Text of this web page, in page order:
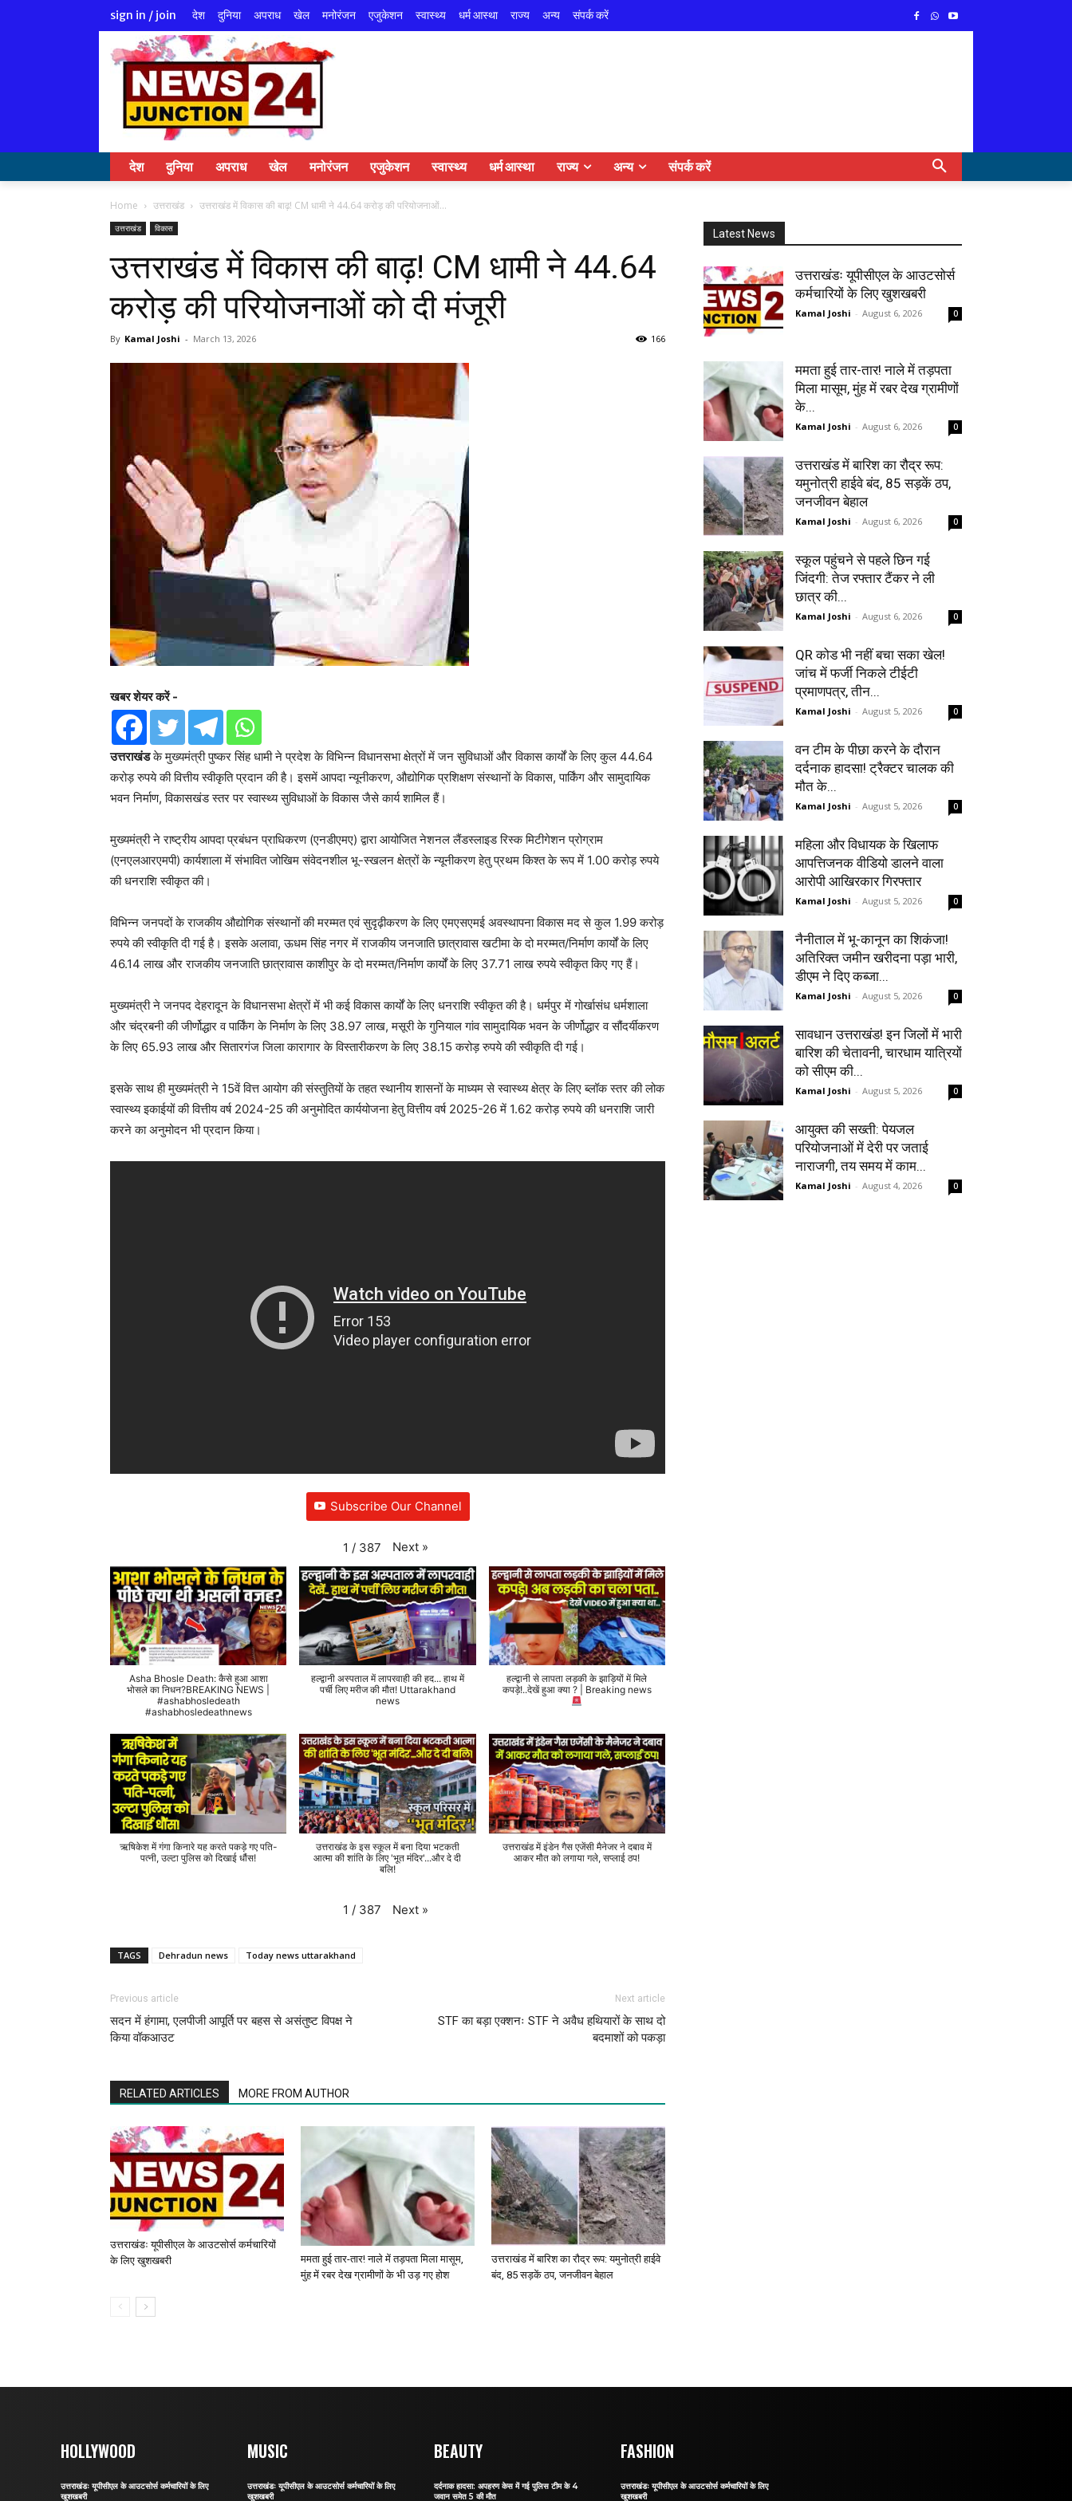
sign in / join देश दुनिया अपराध खेल मनोरंजन एजुकेशन स्वास्थ्य धर्म आस्था राज्य अन्य संपर्क करें
देश दुनिया अपराध खेल मनोरंजन एजुकेशन स्वास्थ्य धर्म आस्था राज्य अन्य संपर्क करें
Home उत्तराखंड उत्तराखंड में विकास की बाढ़! CM धामी ने 44.64 करोड़ की परियोजनाओं...
उत्तराखंड विकास
उत्तराखंड में विकास की बाढ़! CM धामी ने 44.64
करोड़ की परियोजनाओं को दी मंजूरी
By Kamal Joshi - March 13, 2026 166
खबर शेयर करें -
उत्तराखंडके मुख्यमंत्री पुष्कर सिंह धामी ने प्रदेश के विभिन्न विधानसभा क्षेत्रों में जन सुविधाओं और विकास कार्यों के लिए कुल 44.64
करोड़ रुपये की वित्तीय स्वीकृति प्रदान की है। इसमें आपदा न्यूनीकरण, औद्योगिक प्रशिक्षण संस्थानों के विकास, पार्किंग और सामुदायिक
भवन निर्माण, विकासखंड स्तर पर स्वास्थ्य सुविधाओं के विकास जैसे कार्य शामिल हैं।
मुख्यमंत्री ने राष्ट्रीय आपदा प्रबंधन प्राधिकरण (एनडीएमए) द्वारा आयोजित नेशनल लैंडस्लाइड रिस्क मिटीगेशन प्रोग्राम
(एनएलआरएमपी) कार्यशाला में संभावित जोखिम संवेदनशील भू-स्खलन क्षेत्रों के न्यूनीकरण हेतु प्रथम किश्त के रूप में 1.00 करोड़ रुपये
की धनराशि स्वीकृत की।
विभिन्न जनपदों के राजकीय औद्योगिक संस्थानों की मरम्मत एवं सुदृढ़ीकरण के लिए एमएसएमई अवस्थापना विकास मद से कुल 1.99 करोड़
रुपये की स्वीकृति दी गई है। इसके अलावा, ऊधम सिंह नगर में राजकीय जनजाति छात्रावास खटीमा के दो मरम्मत/निर्माण कार्यों के लिए
46.14 लाख और राजकीय जनजाति छात्रावास काशीपुर के दो मरम्मत/निर्माण कार्यों के लिए 37.71 लाख रुपये स्वीकृत किए गए हैं।
मुख्यमंत्री ने जनपद देहरादून के विधानसभा क्षेत्रों में भी कई विकास कार्यों के लिए धनराशि स्वीकृत की है। धर्मपुर में गोर्खासंध धर्मशाला
और चंद्रबनी की जीर्णोद्धार व पार्किंग के निर्माण के लिए 38.97 लाख, मसूरी के गुनियाल गांव सामुदायिक भवन के जीर्णोद्धार व सौंदर्यीकरण
के लिए 65.93 लाख और सितारगंज जिला कारागार के विस्तारीकरण के लिए 38.15 करोड़ रुपये की स्वीकृति दी गई।
इसके साथ ही मुख्यमंत्री ने 15वें वित्त आयोग की संस्तुतियों के तहत स्थानीय शासनों के माध्यम से स्वास्थ्य क्षेत्र के लिए ब्लॉक स्तर की लोक
स्वास्थ्य इकाईयों की वित्तीय वर्ष 2024-25 की अनुमोदित कार्ययोजना हेतु वित्तीय वर्ष 2025-26 में 1.62 करोड़ रुपये की धनराशि जारी
करने का अनुमोदन भी प्रदान किया।
Subscribe Our Channel
1 / 387 Next »
Asha Bhosle Death: कैसे हुआ आशा
भोसले का निधन?BREAKING NEWS |
#ashabhosledeath
#ashabhosledeathnews
हल्द्वानी अस्पताल में लापरवाही की हद... हाथ में
पर्ची लिए मरीज की मौत! Uttarakhand
news
हल्द्वानी से लापता लड़की के झाड़ियों में मिले
कपड़े!..देखें हुआ क्या ? | Breaking news
ऋषिकेश में गंगा किनारे यह करते पकड़े गए पति-
पत्नी, उल्टा पुलिस को दिखाई धौंस!
उत्तराखंड के इस स्कूल में बना दिया भटकती
आत्मा की शांति के लिए 'भूत मंदिर'...और दे दी
बलि!
उत्तराखंड में इंडेन गैस एजेंसी मैनेजर ने दबाव में
आकर मौत को लगाया गले, सप्लाई ठप!
1 / 387 Next »
TAGS Dehradun news Today news uttarakhand
Previous article
सदन में हंगामा, एलपीजी आपूर्ति पर बहस से असंतुष्ट विपक्ष ने
किया वॉकआउट
Next article
STF का बड़ा एक्शनः STF ने अवैध हथियारों के साथ दो
बदमाशों को पकड़ा
RELATED ARTICLES MORE FROM AUTHOR
उत्तराखंडः यूपीसीएल के आउटसोर्स कर्मचारियों
के लिए खुशखबरी
ममता हुई तार-तार! नाले में तड़पता मिला मासूम,
मुंह में रबर देख ग्रामीणों के भी उड़ गए होश
उत्तराखंड में बारिश का रौद्र रूप: यमुनोत्री हाईवे
बंद, 85 सड़कें ठप, जनजीवन बेहाल
Latest News
उत्तराखंडः यूपीसीएल के आउटसोर्स
कर्मचारियों के लिए खुशखबरी
Kamal Joshi - August 6, 2026 0
ममता हुई तार-तार! नाले में तड़पता
मिला मासूम, मुंह में रबर देख ग्रामीणों
के...
Kamal Joshi - August 6, 2026 0
उत्तराखंड में बारिश का रौद्र रूप:
यमुनोत्री हाईवे बंद, 85 सड़कें ठप,
जनजीवन बेहाल
Kamal Joshi - August 6, 2026 0
स्कूल पहुंचने से पहले छिन गई
जिंदगी: तेज रफ्तार टैंकर ने ली
छात्र की...
Kamal Joshi - August 6, 2026 0
QR कोड भी नहीं बचा सका खेल!
जांच में फर्जी निकले टीईटी
प्रमाणपत्र, तीन...
Kamal Joshi - August 5, 2026 0
वन टीम के पीछा करने के दौरान
दर्दनाक हादसा! ट्रैक्टर चालक की
मौत के...
Kamal Joshi - August 5, 2026 0
महिला और विधायक के खिलाफ
आपत्तिजनक वीडियो डालने वाला
आरोपी आखिरकार गिरफ्तार
Kamal Joshi - August 5, 2026 0
नैनीताल में भू-कानून का शिकंजा!
अतिरिक्त जमीन खरीदना पड़ा भारी,
डीएम ने दिए कब्जा...
Kamal Joshi - August 5, 2026 0
सावधान उत्तराखंड! इन जिलों में भारी
बारिश की चेतावनी, चारधाम यात्रियों
को सीएम की...
Kamal Joshi - August 5, 2026 0
आयुक्त की सख्ती: पेयजल
परियोजनाओं में देरी पर जताई
नाराजगी, तय समय में काम...
Kamal Joshi - August 4, 2026 0
HOLLYWOOD
उत्तराखंडः यूपीसीएल के आउटसोर्स कर्मचारियों के लिए
खुशखबरी
MUSIC
उत्तराखंडः यूपीसीएल के आउटसोर्स कर्मचारियों के लिए
खुशखबरी
BEAUTY
दर्दनाक हादसा: अपहरण केस में गई पुलिस टीम के 4
जवान समेत 5 की मौत
FASHION
उत्तराखंडः यूपीसीएल के आउटसोर्स कर्मचारियों के लिए
खुशखबरी